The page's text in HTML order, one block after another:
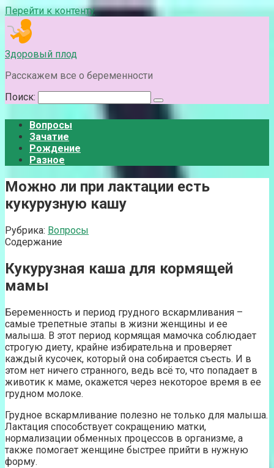
Перейти к контенту
Здоровый плод
Расскажем все о беременности
Поиск:
Вопросы
Зачатие
Рождение
Разное
Можно ли при лактации есть
кукурузную кашу
Рубрика: Вопросы
Содержание
Кукурузная каша для кормящей
мамы
Беременность и период грудного вскармливания –
самые трепетные этапы в жизни женщины и ее
малыша. В этот период кормящая мамочка соблюдает
строгую диету, крайне избирательна и проверяет
каждый кусочек, который она собирается съесть. И в
этом нет ничего странного, ведь всё то, что попадает в
животик к маме, окажется через некоторое время в ее
грудном молоке.
Грудное вскармливание полезно не только для малыша.
Лактация способствует сокращению матки,
нормализации обменных процессов в организме, а
также помогает женщине быстрее прийти в нужную
форму.